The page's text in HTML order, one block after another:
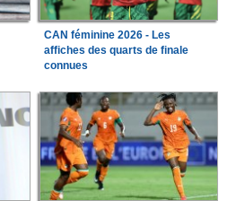
CAN féminine 2026 - Les
affiches des quarts de finale
connues